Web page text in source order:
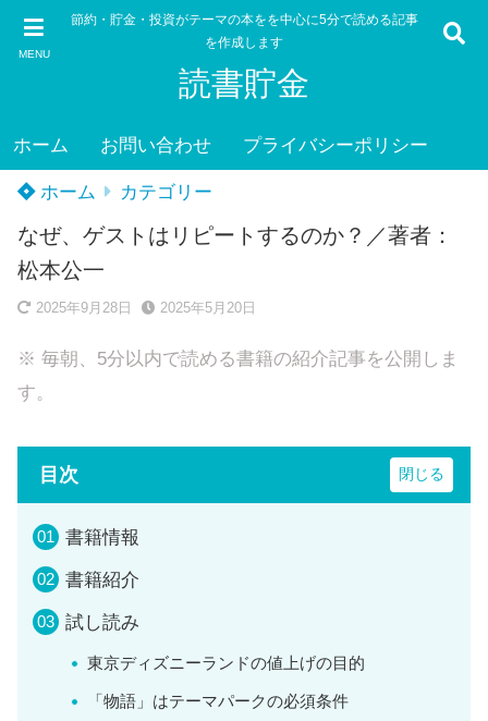
MENU
節約・貯金・投資がテーマの本をを中心に5分で読める記事
を作成します
読書貯金
ホーム お問い合わせ プライバシーポリシー
ホーム カテゴリー
なぜ、ゲストはリピートするのか？／著者：
松本公一
2025年9月28日 2025年5月20日
※ 毎朝、5分以内で読める書籍の紹介記事を公開しま
す。
目次
書籍情報
書籍紹介
試し読み
東京ディズニーランドの値上げの目的
「物語」はテーマパークの必須条件